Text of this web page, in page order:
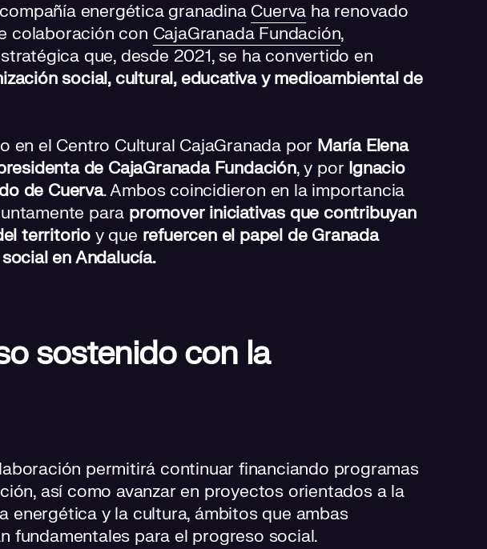
energética granadina Cuerva ha renovado
colaboración con CajaGranada Fundación,
que, desde 2021, se ha convertido en
social, cultural, educativa y medioambiental de
en el Centro Cultural CajaGranada por María Elena
de CajaGranada Fundación, y por Ignacio
de Cuerva. Ambos coincidieron en la importancia
para promover iniciativas que contribuyan
territorio y que refuercen el papel de Granada
en Andalucía.
sostenido con la
permitirá continuar financiando programas
así como avanzar en proyectos orientados a la
energética y la cultura, ámbitos que ambas
fundamentales para el progreso social.